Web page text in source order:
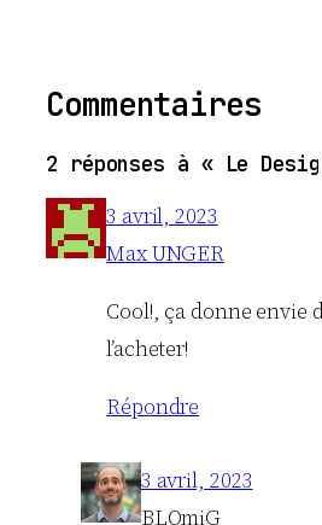
Commentaires
2 réponses à « Le
3 avril, 2023
Max UNGER
Cool!, ça donne envie
l’acheter!
Répondre
3 avril, 2023
BLOmiG